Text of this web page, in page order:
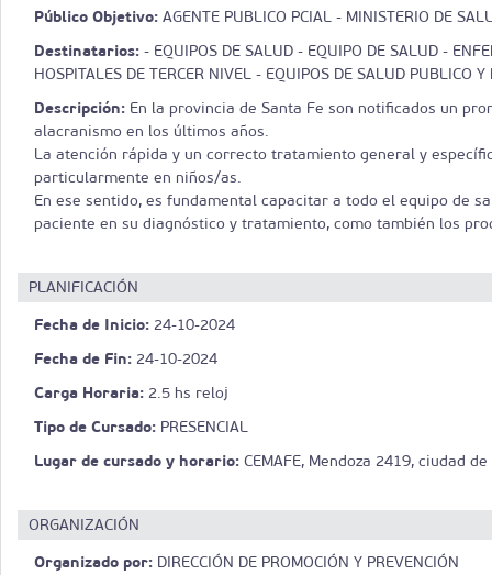
Público Objetivo: AGENTE PUBLICO PCIAL - MINISTERIO DE
Destinatarios: - EQUIPOS DE SALUD - EQUIPO DE SALUD -
HOSPITALES DE TERCER NIVEL - EQUIPOS DE SALUD PUBLICO Y
Descripción: En la provincia de Santa Fe son notificados un
alacranismo en los últimos años.
La atención rápida y un correcto tratamiento general y
particularmente en niños/as.
En ese sentido, es fundamental capacitar a todo el equipo de
paciente en su diagnóstico y tratamiento, como también los
PLANIFICACIÓN
Fecha de Inicio: 24-10-2024
Fecha de Fin: 24-10-2024
Carga Horaria: 2.5 hs reloj
Tipo de Cursado: PRESENCIAL
Lugar de cursado y horario: CEMAFE, Mendoza 2419, ciudad
ORGANIZACIÓN
Organizado por: DIRECCIÓN DE PROMOCIÓN Y PREVENCIÓN